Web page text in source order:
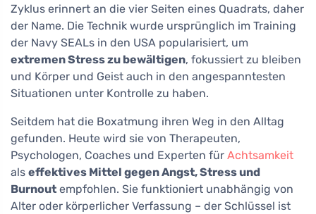
Zyklus erinnert an die vier Seiten eines Quadrats, daher
der Name. Die Technik wurde ursprünglich im Training
der Navy SEALs in den USA popularisiert, um
extremen Stress zu bewältigen, fokussiert zu bleiben
und Körper und Geist auch in den angespanntesten
Situationen unter Kontrolle zu haben.
Seitdem hat die Boxatmung ihren Weg in den Alltag
gefunden. Heute wird sie von Therapeuten,
Psychologen, Coaches und Experten für Achtsamkeit
als effektives Mittel gegen Angst, Stress und
Burnout empfohlen. Sie funktioniert unabhängig von
Alter oder körperlicher Verfassung – der Schlüssel ist